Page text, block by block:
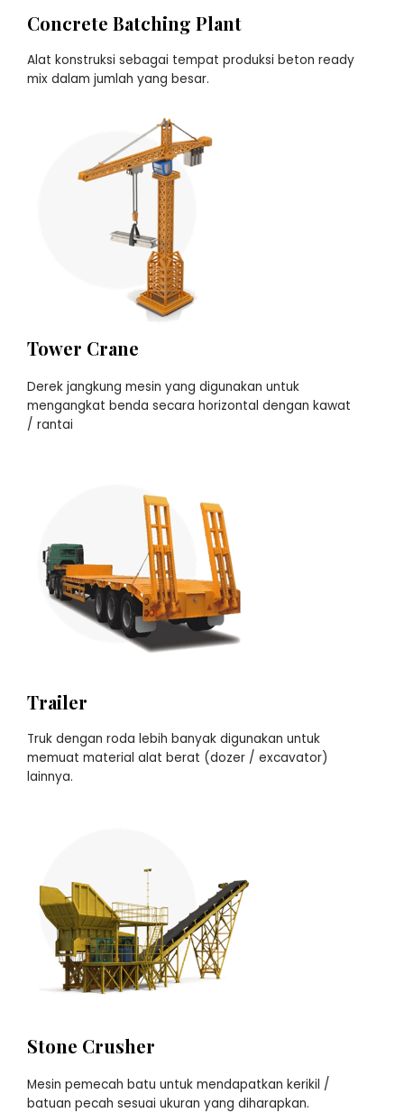
Concrete Batching Plant
Alat konstruksi sebagai tempat produksi beton ready
mix dalam jumlah yang besar.
Tower Crane
Derek jangkung mesin yang digunakan untuk
mengangkat benda secara horizontal dengan kawat
/ rantai
Trailer
Truk dengan roda lebih banyak digunakan untuk
memuat material alat berat (dozer / excavator)
lainnya.
Stone Crusher
Mesin pemecah batu untuk mendapatkan kerikil /
batuan pecah sesuai ukuran yang diharapkan.